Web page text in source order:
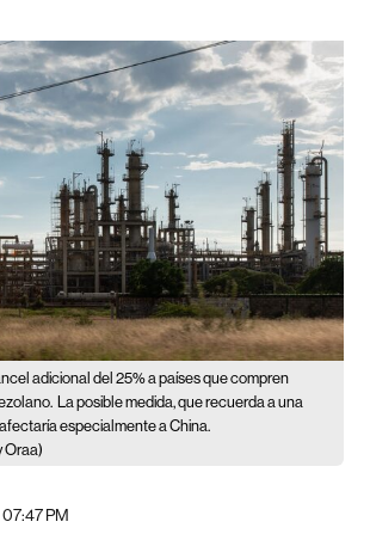
adicional del 25% a países que compren
La posible medida, que recuerda a una
especialmente a China.
Oraa)
PM